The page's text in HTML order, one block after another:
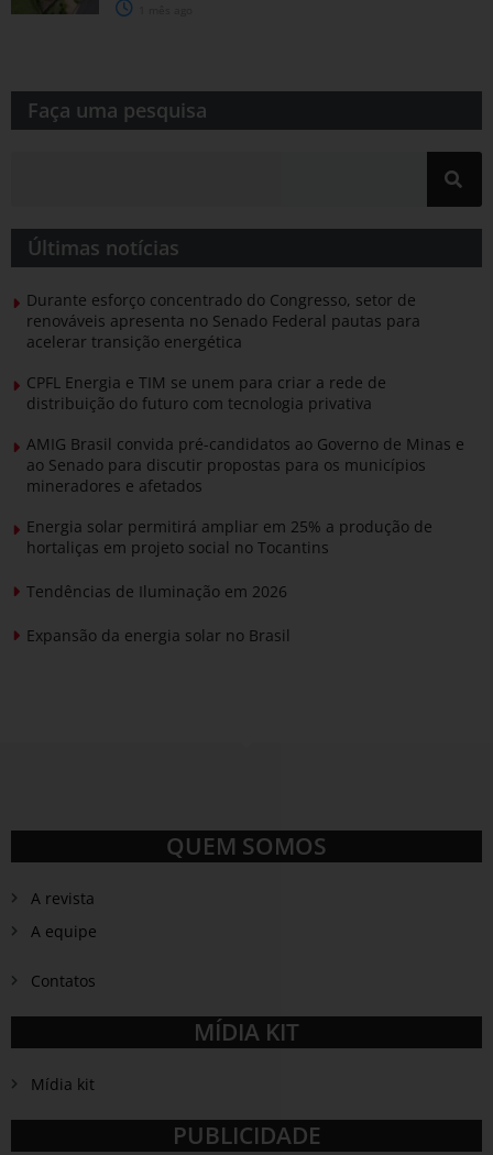
Faça uma pesquisa​​
Últimas notícias
Durante esforço concentrado do Congresso, setor de
renováveis apresenta no Senado Federal pautas para
acelerar transição energética
CPFL Energia e TIM se unem para criar a rede de
distribuição do futuro com tecnologia privativa
AMIG Brasil convida pré-candidatos ao Governo de Minas e
ao Senado para discutir propostas para os municípios
mineradores e afetados
Energia solar permitirá ampliar em 25% a produção de
hortaliças em projeto social no Tocantins
Tendências de Iluminação em 2026
Expansão da energia solar no Brasil
QUEM SOMOS
A revista
A equipe
Contatos
MÍDIA KIT
Mídia kit
PUBLICIDADE